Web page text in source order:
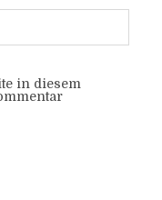
in diesem